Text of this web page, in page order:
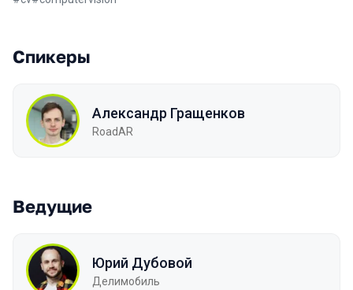
Спикеры
Александр Гращенков
RoadAR
Ведущие
Юрий Дубовой
Делимобиль